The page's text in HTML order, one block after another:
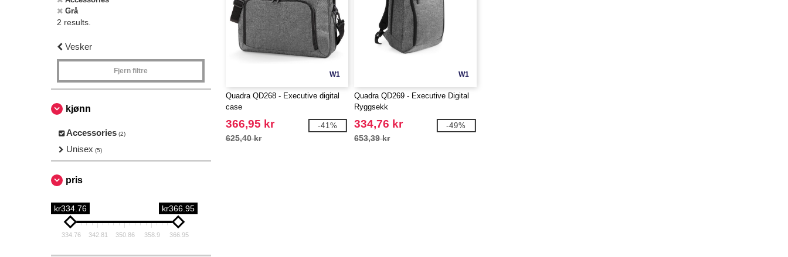
Grå
2 results.
Vesker
Fjern filtre
kjønn
Accessories (2)
Unisex (5)
pris
kr334.76 kr366.95
334.76 342.81 350.86 358.9 366.95
W1
Quadra QD268 - Executive digital
case
366,95 kr
625,40 kr
-41%
W1
Quadra QD269 - Executive Digital
Ryggsekk
334,76 kr
653,39 kr
-49%